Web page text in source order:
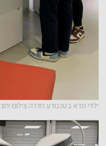
ילדי מדא בטכנודע חדרה צילום יחצ